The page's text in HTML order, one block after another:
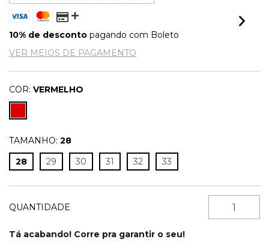
10% de desconto pagando com Boleto
VER MEIOS DE PAGAMENTO
COR: VERMELHO
TAMANHO: 28
28
29 30 31 32 33
QUANTIDADE
Tá acabando! Corre pra garantir o seu!